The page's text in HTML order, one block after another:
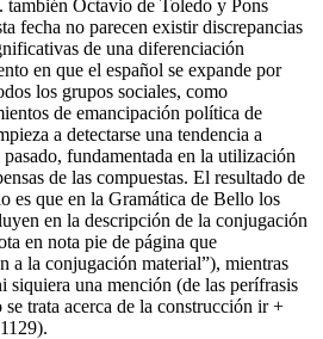
Octavio de Toledo y Pons
fecha no parecen existir discrepancias
de una diferenciación
en que el español se expande por
los grupos sociales, como
de emancipación política de
a detectarse una tendencia a
fundamentada en la utilización
de las compuestas. El resultado de
es que en la Gramática de Bello los
en la descripción de la conjugación
en nota pie de página que
a la conjugación material”), mientras
siquiera una mención (de las perífrasis
se trata acerca de la construcción ir+
).